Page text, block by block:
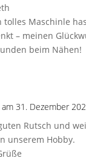
tolles Maschinle
– meinen
beim Nähen!
am 31. Dezember
Rutsch und
unserem Hobby.